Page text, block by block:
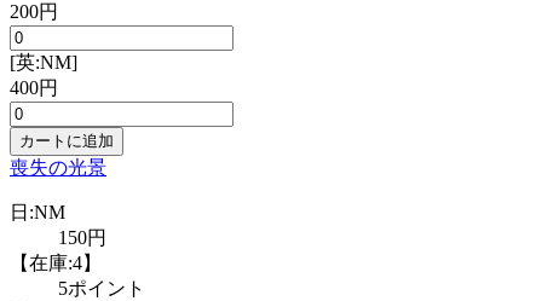
200円
[英:NM]
400円
カートに追加
喪失の光景
日:NM
150円
【在庫:4】
5ポイント